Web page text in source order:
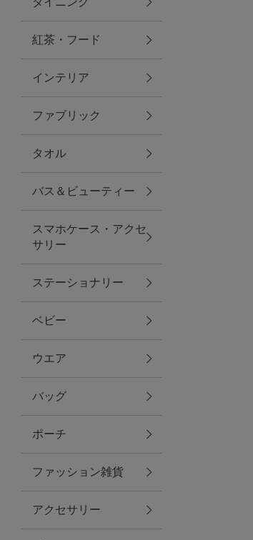
トラベルグッズ
ランチ
バッグ
キッチン・ダイニング
ダイニング
キッチン
ファブリック
グリーン
バス＆ビューティー
バス＆ビューティー
タオル
紅茶・フード
インテリア
ファブリック
タオル
バス＆ビューティー
スマホケース・アクセ
サリー
ステーショナリー
ベビー
ウエア
バッグ
ポーチ
ファッション雑貨
アクセサリー